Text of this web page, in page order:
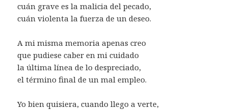
cuán grave es la malicia del pecado,
cuán violenta la fuerza de un deseo.
A mi misma memoria apenas creo
que pudiese caber en mi cuidado
la última línea de lo despreciado,
el término final de un mal empleo.
Yo bien quisiera, cuando llego a verte,